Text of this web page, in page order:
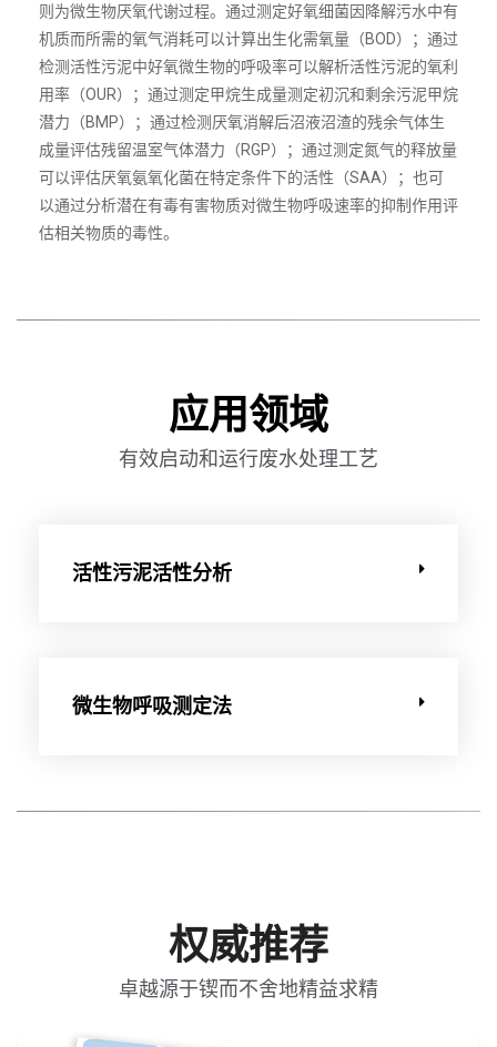
则为微生物厌氧代谢过程。通过测定好氧细菌因降解污水中有
机质而所需的氧气消耗可以计算出生化需氧量（BOD）；通过
检测活性污泥中好氧微生物的呼吸率可以解析活性污泥的氧利
用率（OUR）；通过测定甲烷生成量测定初沉和剩余污泥甲烷
潜力（BMP）；通过检测厌氧消解后沼液沼渣的残余气体生
成量评估残留温室气体潜力（RGP）；通过测定氮气的释放量
可以评估厌氧氨氧化菌在特定条件下的活性（SAA）；也可
以通过分析潜在有毒有害物质对微生物呼吸速率的抑制作用评
估相关物质的毒性。
应用领域
有效启动和运行废水处理工艺
活性污泥活性分析
微生物呼吸测定法
权威推荐
卓越源于锲而不舍地精益求精